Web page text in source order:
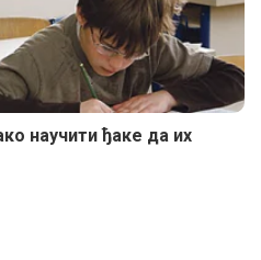
научити ђаке да их